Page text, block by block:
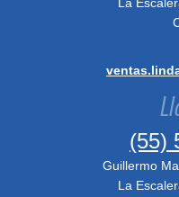
(55)
Guillermo
La